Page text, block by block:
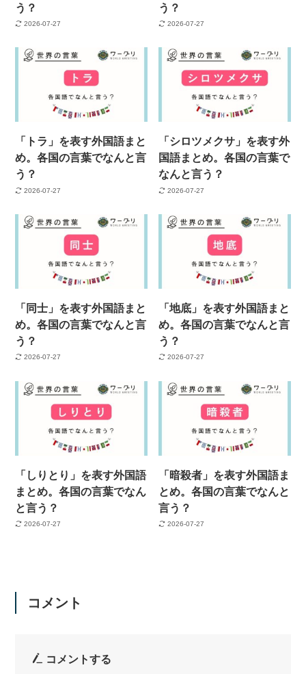
う？
2026-07-27
う？
2026-07-27
「トラ」を表す外国語まと
め。各国の言葉でなんと言
う？
2026-07-27
「シロツメクサ」を表す外
国語まとめ。各国の言葉で
なんと言う？
2026-07-27
「同士」を表す外国語まと
め。各国の言葉でなんと言
う？
2026-07-27
「地底」を表す外国語まと
め。各国の言葉でなんと言
う？
2026-07-27
「しりとり」を表す外国語
まとめ。各国の言葉でなん
と言う？
2026-07-27
「暗殺者」を表す外国語ま
とめ。各国の言葉でなんと
言う？
2026-07-27
コメント
コメントする